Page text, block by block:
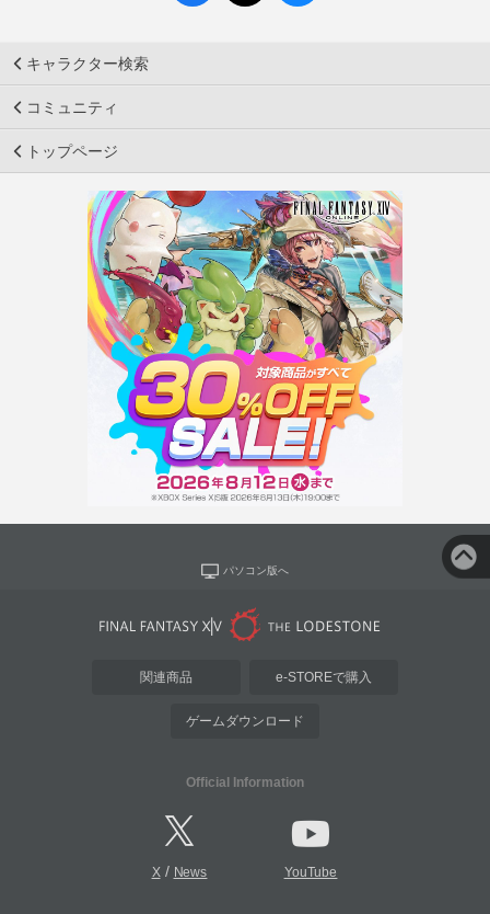
キャラクター検索
コミュニティ
トップページ
パソコン版へ
関連商品 e-STOREで購入
ゲームダウンロード
Official Information
X/ News YouTube